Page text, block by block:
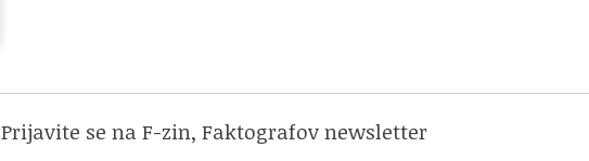
Prijavite se na F-zin, Faktografov newsletter